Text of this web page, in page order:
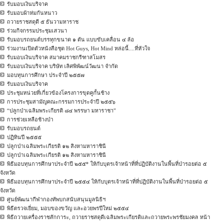
รับมอบเงินบริจาค
รับมอบผ้าห่มกันหนาว
ถวายราชสดุดี ๕ ธันวามหาราช
ร่วมกิจกรรมประชุมเสวนา
รับมอบรถยนต์บรรทุกขนาด ๑ ตัน แบบขับเคลื่อน ๔ ล้อ
ร่วมงานเปิดตัวหนังสือชุด Hot Guys, Hot Mind หล่อนี้....ที่หัวใจ
รับมอบเงินบริจาค สมาคมราชกรีฑาสโมสร
รับมอบเงินบริจาค บริษัท เลิศพิพัฒน์วัฒนา จำกัด
มอบทุนการศึกษา ประจำปี ๒๕๕๗
รับมอบเงินบริจาค
ประชุมหน่วยที่เกี่ยวข้องโครงการขุดคูกั้นช้าง
การประชุมสามัญคณะกรรมการประจำปี ๒๕๕๖
“ปลูกป่าเฉลิมพระเกียรติ ๘๔ พรรษา มหาราชา”
การช่วยเหลือช้างป่า
รับมอบรถยนต์
ปฏิทินปี ๒๕๕๕
ปลูกป่าเฉลิมพระเกียรติ ๑๒ สิงหามหาราชินี
ปลูกป่าเฉลิมพระเกียรติ ๑๒ สิงหามหาราชินี
พิธีมอบทุนการศึกษาประจำปี ๒๕๕* ให้กับบุตรเจ้าหน้าที่ที่ปฏิบัติงานในพื้นที่ป่ารอยต่อ ๕
จังหวัด
พิธีมอบทุนการศึกษาประจำปี ๒๕๕๔ ให้กับบุตรเจ้าหน้าที่ที่ปฏิบัติงานในพื้นที่ป่ารอยต่อ ๕
จังหวัด
ศูนย์พัฒนากีฬากองทัพบกสนับสนุนมูลนิธิฯ
พิธีตรวจเยี่ยม, มอบของขวัญ และอวยพรปีใหม่ ๒๕๕๔
พิธีถวายเครื่องราชสักการะ, ถวายราชสดุดีเฉลิมพระเกียรติและถวายพระพรชัยมงคล หน้า